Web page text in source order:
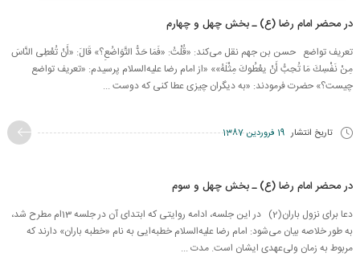
در محضر امام رضا (ع) ـ بخش چهل و چهارم
تعریف تواضع حسن بن جهم نقل می‌کند: «قُلْتُ: «فَمَا حَدُّ التَّوَاضُعِ؟» قَالَ: «أَنْ تُعْطِی النَّاسَ
مِنْ نَفْسِكَ مَا تُحِبُّ أَنْ یعْطُوكَ مِثْلَهُ»» «از امام رضا علیه‌السلام پرسیدم: «تعریف تواضع
چیست؟» حضرت فرمودند: «به دیگران چیزی عطا کنی که دوست ...
تاریخ انتشار 19 فروردین 1387
در محضر امام رضا (ع) ـ بخش چهل و سوم
دعا برای نزول باران(2) در این جلسه، ادامه روایتی که ابتدای آن در جلسه 13ام مطرح شد،
به طور خلاصه بیان می‌شود: امام رضا علیه‌السلام خطبه‌ایی به نام «خطبه باران» دارند که
مربوط به زمان ولی‌عهدی ایشان است. مدت ...